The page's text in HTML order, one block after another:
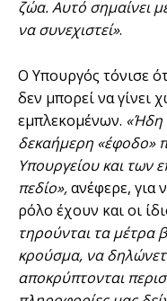
ζώα. Αυτό σημαίνει
να συνεχιστεί».
Ο Υπουργός τόνισε
δεν μπορεί να γίνει
εμπλεκομένων. «Ήδη
δεκαήμερη «έφοδο»
Υπουργείου και των
πεδίο»,ανέφερε, για
ρόλο έχουν και οι
τηρούνται τα μέτρα
κρούσμα, να
αποκρύπτονται